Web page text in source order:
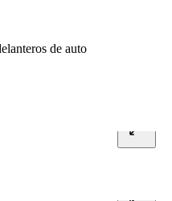
de auto